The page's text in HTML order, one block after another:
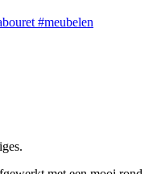
#meubelen